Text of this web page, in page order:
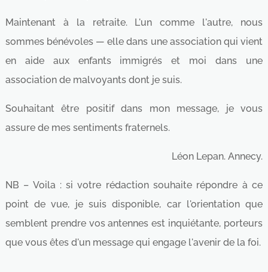
Maintenant à la retraite. L'un comme l'autre, nous
sommes bénévoles — elle dans une association qui vient
en aide aux enfants immigrés et moi dans une
association de malvoyants dont je suis.
Souhaitant être positif dans mon message, je vous
assure de mes sentiments fraternels.
Léon Lepan. Annecy.
NB – Voila : si votre rédaction souhaite répondre à ce
point de vue, je suis disponible, car l'orientation que
semblent prendre vos antennes est inquiétante, porteurs
que vous êtes d'un message qui engage l'avenir de la foi.